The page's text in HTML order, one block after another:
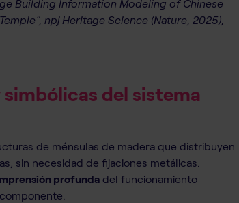
Building Information Modeling of Chinese
npj Heritage Science (Nature, 2025),
del sistema
de ménsulas de madera que distribuyen
sin necesidad de fijaciones metálicas.
profundadel funcionamiento